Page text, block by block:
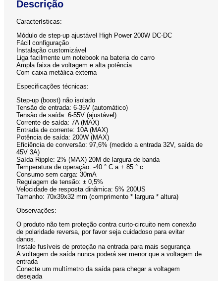
Descrição
Características:
Módulo de step-up ajustável High Power 200W DC-DC
Fácil configuração
Instalação customizável
Liga facilmente um notebook na bateria do carro
Ampla faixa de voltagem e alta potência
Com caixa metálica externa
Especificações técnicas:
Step-up (boost) não isolado
Tensão de entrada: 6-35V (automático)
Tensão de saída: 6-55V (ajustável)
Corrente de saída: 7A (MAX)
Entrada de corrente: 10A (MAX)
Potência de saída: 200W (MAX)
Eficiência de conversão: 97,6% (medido a entrada 32V, saída de
45V 3A)
Saída Ripple: 2% (MAX) 20M de largura de banda
Temperatura de operação: -40 ° C a + 85 ° c
Consumo sem carga: 30mA
Regulagem de tensão: ± 0,5%
Velocidade de resposta dinâmica: 5% 200US
Tamanho: 70x39x32 mm (comprimento * largura * altura)
Observações:
O produto não tem proteção contra curto-circuito nem conexão
de polaridade reversa, por favor seja cuidadoso para evitar
danos.
Instale fusíveis de proteção na entrada para mais segurança
A voltagem de saída nunca poderá ser menor que a voltagem de
entrada
Conecte um multímetro da saída para chegar a voltagem
desejada